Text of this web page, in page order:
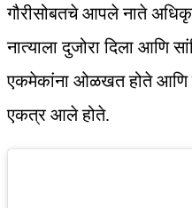
गौरीसोबतचे आपले नाते
नात्याला दुजोरा दिला आणि
एकमेकांना ओळखत होते आणि
एकत्र आले होते.